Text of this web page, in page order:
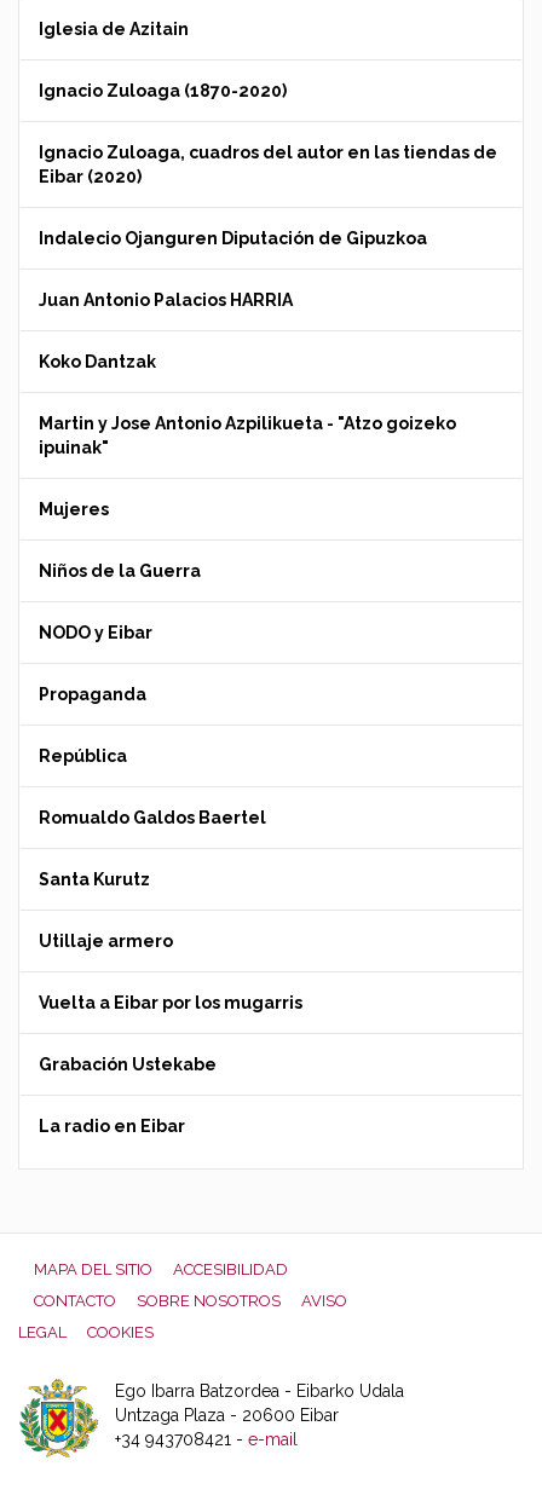
Iglesia de Azitain
Ignacio Zuloaga (1870-2020)
Ignacio Zuloaga, cuadros del autor en las tiendas de
Eibar (2020)
Indalecio Ojanguren Diputación de Gipuzkoa
Juan Antonio Palacios HARRIA
Koko Dantzak
Martin y Jose Antonio Azpilikueta - "Atzo goizeko
ipuinak"
Mujeres
Niños de la Guerra
NODO y Eibar
Propaganda
República
Romualdo Galdos Baertel
Santa Kurutz
Utillaje armero
Vuelta a Eibar por los mugarris
Grabación Ustekabe
La radio en Eibar
MAPA DEL SITIO
ACCESIBILIDAD
CONTACTO
SOBRE NOSOTROS
AVISO
LEGAL
COOKIES
Ego Ibarra Batzordea - Eibarko Udala
Untzaga Plaza - 20600 Eibar
+34 943708421 - e-mail